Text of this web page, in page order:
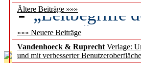
Ältere Beiträge »»»
««« Neuere Beiträge
Vandenhoeck & Ruprecht Verlage:
und mit verbesserter
„Leitbegriffe
des BIÖG